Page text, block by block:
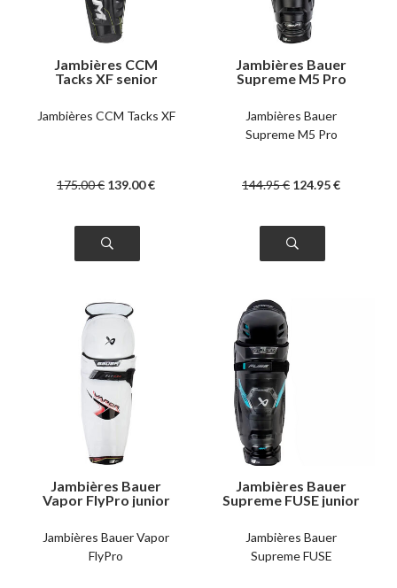
Jambières CCM
Tacks XF senior
Jambières CCM Tacks XF
175.00€ 139.00€
Jambières Bauer
Supreme M5 Pro
Jambières Bauer
Supreme M5 Pro
144.95€ 124.95€
Jambières Bauer
Vapor FlyPro junior
Jambières Bauer Vapor
FlyPro
Jambières Bauer
Supreme FUSE junior
Jambières Bauer
Supreme FUSE